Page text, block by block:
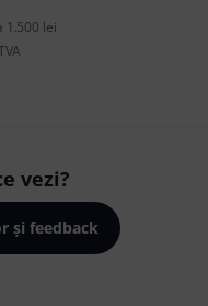
1.500 lei
vezi?
și feedback